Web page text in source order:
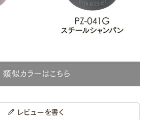
レビューを書く